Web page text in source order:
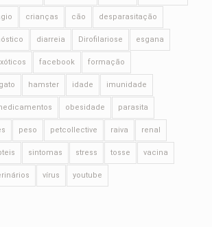
crianças cão desparasitação
diarreia Dirofilariose esgana
facebook formação
gato hamster idade imunidade
obesidade parasita
peso petcollective raiva renal
sintomas stress tosse vacina
vírus youtube